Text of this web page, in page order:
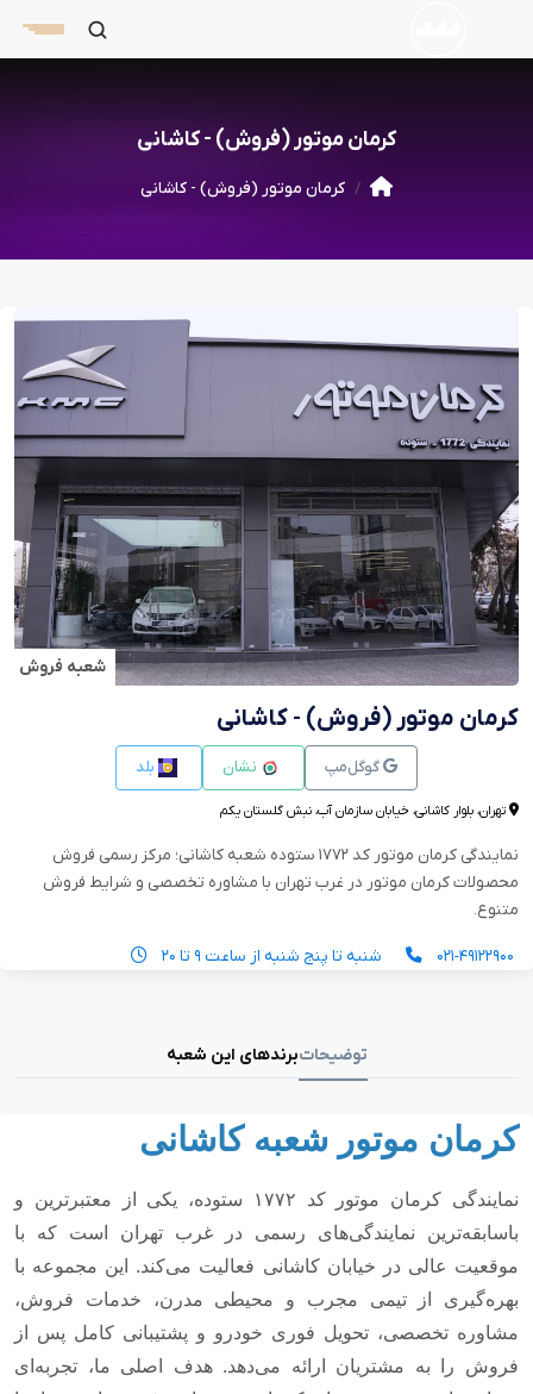
کرمان موتور (فروش) - کاشانی
کرمان موتور (فروش) - کاشانی
شعبه فروش
کرمان موتور (فروش) - کاشانی
گوگل‌مپ نشان بلد
تهران، بلوار کاشانی، خیابان سازمان آب، نبش گلستان یکم
نمایندگی کرمان موتور کد ۱۷۷۲ ستوده شعبه کاشانی؛ مرکز رسمی فروش
محصولات کرمان موتور در غرب تهران با مشاوره تخصصی و شرایط فروش
متنوع.
۰۲۱-۴۹۱۲۲۹۰۰ شنبه تا پنج شنبه از ساعت ۹ تا ۲۰
توضیحاتبرندهای این شعبه
کرمان موتور شعبه کاشانی
نمایندگی کرمان موتور کد ۱۷۷۲ ستوده، یکی از معتبرترین و
باسابقه‌ترین نمایندگی‌های رسمی در غرب تهران است که با
موقعیت عالی در خیابان کاشانی فعالیت می‌کند. این مجموعه با
بهره‌گیری از تیمی مجرب و محیطی مدرن، خدمات فروش،
مشاوره تخصصی، تحویل فوری خودرو و پشتیبانی کامل پس از
فروش را به مشتریان ارائه می‌دهد. هدف اصلی ما، تجربه‌ای